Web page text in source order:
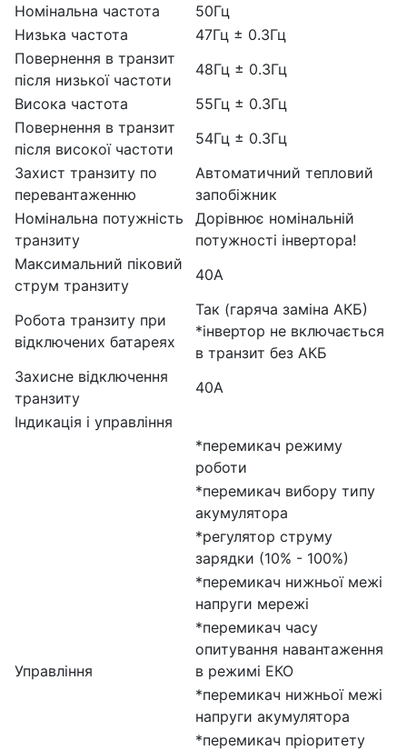
Номінальна частота
50Гц
Низька частота
47Гц ± 0.3Гц
Повернення в транзит
після низької частоти
48Гц ± 0.3Гц
Висока частота
55Гц ± 0.3Гц
Повернення в транзит
після високої частоти
54Гц ± 0.3Гц
Захист транзиту по
перевантаженню
Автоматичний тепловий
запобіжник
Номінальна потужність
транзиту
Дорівнює номінальній
потужності інвертора!
Максимальний піковий
струм транзиту
40А
Робота транзиту при
відключених батареях
Так (гаряча заміна АКБ)
*інвертор не включається
в транзит без АКБ
Захисне відключення
транзиту
40А
Індикація і управління
Управління
*перемикач режиму
роботи
*перемикач вибору типу
акумулятора
*регулятор струму
зарядки (10% - 100%)
*перемикач нижньої межі
напруги мережі
*перемикач часу
опитування навантаження
в режимі ЕКО
*перемикач нижньої межі
напруги акумулятора
*перемикач пріоритету